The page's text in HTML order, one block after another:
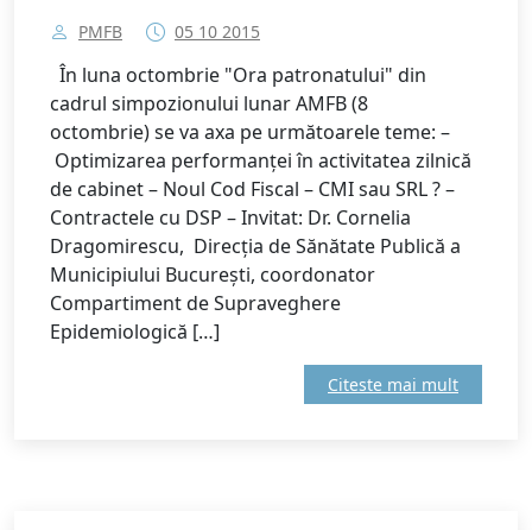
PMFB 05 10 2015
În luna octombrie "Ora patronatului" din
cadrul simpozionului lunar AMFB (8
octombrie) se va axa pe următoarele teme: –
Optimizarea performanței în activitatea zilnică
de cabinet – Noul Cod Fiscal – CMI sau SRL ? –
Contractele cu DSP – Invitat: Dr. Cornelia
Dragomirescu, Direcția de Sănătate Publică a
Municipiului București, coordonator
Compartiment de Supraveghere
Epidemiologică […]
Citeste mai mult